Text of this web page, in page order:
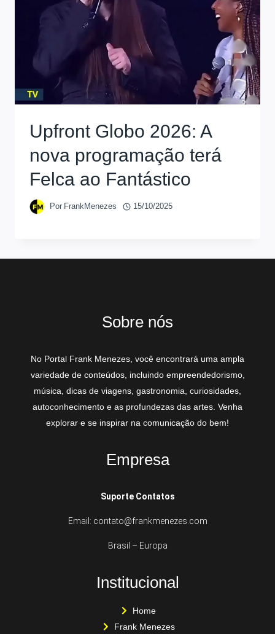
Upfront Globo 2026: A
nova programação terá
Felca ao Fantástico
Por FrankMenezes 15/10/2025
Sobre nós
No Portal Frank Menezes, você encontrará uma ampla
variedade de conteúdos, incluindo empreendedorismo,
música, dicas de viagens, gastronomia, curiosidades,
autoconhecimento e as profundezas das artes. Venha
explorar e se inspirar na comunicação do bem!
Empresa
Suporte Contatos
Email: contato@frankmenezes.com
Brasil – Europa
Institucional
Home
Frank Menezes